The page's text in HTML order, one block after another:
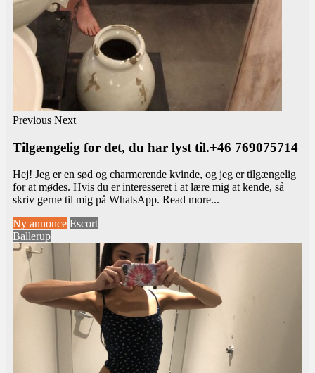
Previous Next
Tilgængelig for det, du har lyst til.+46 769075714
Hej! Jeg er en sød og charmerende kvinde, og jeg er tilgængelig
for at mødes. Hvis du er interesseret i at lære mig at kende, så
skriv gerne til mig på WhatsApp. Read more...
Ny annonce Escort
Ballerup